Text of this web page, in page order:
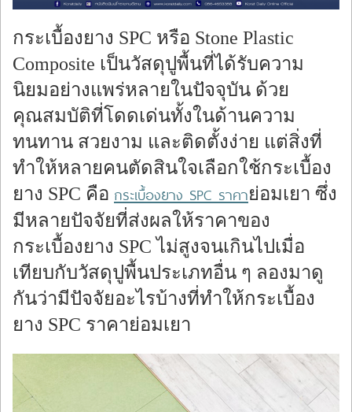
กระเบื้องยาง SPC หรือ Stone Plastic
Composite เป็นวัสดุปูพื้นที่ได้รับความ
นิยมอย่างแพร่หลายในปัจจุบัน ด้วย
คุณสมบัติที่โดดเด่นทั้งในด้านความ
ทนทาน สวยงาม และติดตั้งง่าย แต่สิ่งที่
ทำให้หลายคนตัดสินใจเลือกใช้กระเบื้อง
ยาง SPC คือ กระเบื้องยาง SPC ราคาย่อมเยา ซึ่ง
มีหลายปัจจัยที่ส่งผลให้ราคาของ
กระเบื้องยาง SPC ไม่สูงจนเกินไปเมื่อ
เทียบกับวัสดุปูพื้นประเภทอื่น ๆ ลองมาดู
กันว่ามีปัจจัยอะไรบ้างที่ทำให้กระเบื้อง
ยาง SPC ราคาย่อมเยา